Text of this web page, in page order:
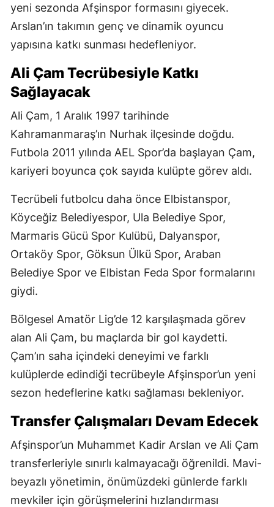
yeni sezonda Afşinspor formasını giyecek.
Arslan’ın takımın genç ve dinamik oyuncu
yapısına katkı sunması hedefleniyor.
Ali Çam Tecrübesiyle Katkı
Sağlayacak
Ali Çam, 1 Aralık 1997 tarihinde
Kahramanmaraş’ın Nurhak ilçesinde doğdu.
Futbola 2011 yılında AEL Spor’da başlayan Çam,
kariyeri boyunca çok sayıda kulüpte görev aldı.
Tecrübeli futbolcu daha önce Elbistanspor,
Köyceğiz Belediyespor, Ula Belediye Spor,
Marmaris Gücü Spor Kulübü, Dalyanspor,
Ortaköy Spor, Göksun Ülkü Spor, Araban
Belediye Spor ve Elbistan Feda Spor formalarını
giydi.
Bölgesel Amatör Lig’de 12 karşılaşmada görev
alan Ali Çam, bu maçlarda bir gol kaydetti.
Çam’ın saha içindeki deneyimi ve farklı
kulüplerde edindiği tecrübeyle Afşinspor’un yeni
sezon hedeflerine katkı sağlaması bekleniyor.
Transfer Çalışmaları Devam Edecek
Afşinspor’un Muhammet Kadir Arslan ve Ali Çam
transferleriyle sınırlı kalmayacağı öğrenildi. Mavi-
beyazlı yönetimin, önümüzdeki günlerde farklı
mevkiler için görüşmelerini hızlandırması